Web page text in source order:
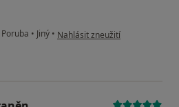
• Jiný • podle názoru uživatele Váš
Nahlásit zneužití